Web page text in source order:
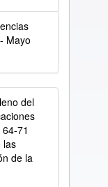
Mayo
del
71
las
de la